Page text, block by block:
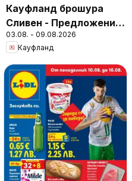
Кауфланд брошура
Сливен - Предложения
за цялото семейство
03.08. - 09.08.2026
Кауфланд